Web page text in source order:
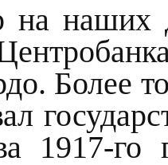
наших
Более
1917-